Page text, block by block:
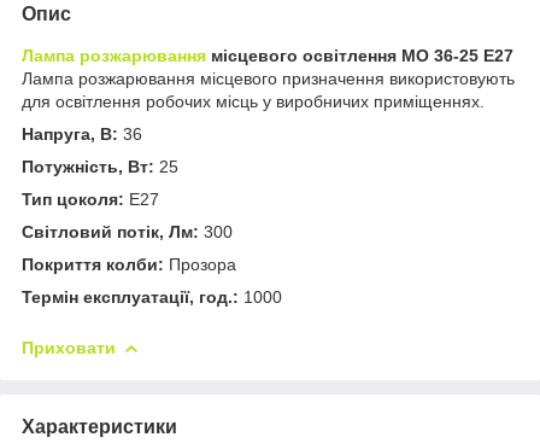
Опис
Лампа розжарювання місцевого освітлення МО 36-25 Е27
Лампа розжарювання місцевого призначення використовують
для освітлення робочих місць у виробничих приміщеннях.
Напруга, В: 36
Потужність, Вт: 25
Тип цоколя: Е27
Світловий потік, Лм: 300
Покриття колби: Прозора
Термін експлуатації, год.: 1000
Приховати
Характеристики